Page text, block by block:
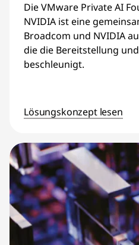
Die VMware Private AI
NVIDIA ist eine
Broadcom und NVIDIA
die die Bereitstellung
beschleunigt.
Lösungskonzept lesen